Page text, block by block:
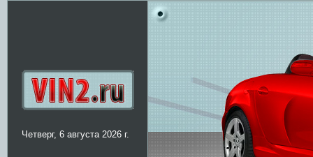
Четверг, 6 августа 2026 г.